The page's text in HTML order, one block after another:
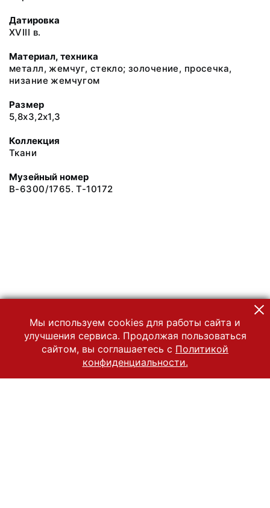
Датировка
XVIII в.
Материал, техника
металл, жемчуг, стекло; золочение, просечка,
низание жемчугом
Размер
5,8x3,2x1,3
Коллекция
Ткани
Музейный номер
В-6300/1765. Т-10172
Мы используем cookies для работы сайта и
улучшения сервиса. Продолжая пользоваться
сайтом, вы соглашаетесь с Политикой
конфиденциальности.